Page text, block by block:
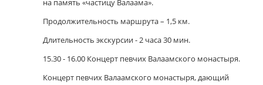
на память «частицу Валаама».
Продолжительность маршрута – 1,5 км.
Длительность экскурсии - 2 часа 30 мин.
15.30 - 16.00 Концерт певчих Валаамского монастыря.
Концерт певчих Валаамского монастыря, дающий